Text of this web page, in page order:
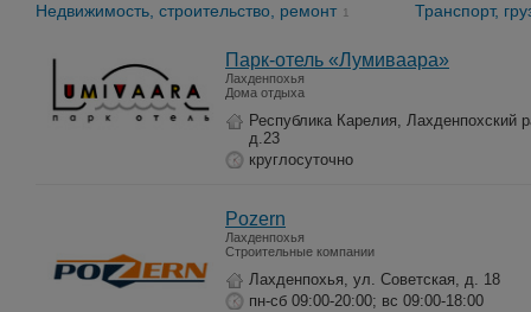
Недвижимость, строительство, ремонт 1 Транспорт,
Парк-отель «Лумиваара»
Лахденпохья
Дома отдыха
Республика Карелия,
д.23
круглосуточно
Pozern
Лахденпохья
Строительные компании
Лахденпохья, ул. Советская, д. 18
пн-сб 09:00-20:00; вс 09:00-18:00